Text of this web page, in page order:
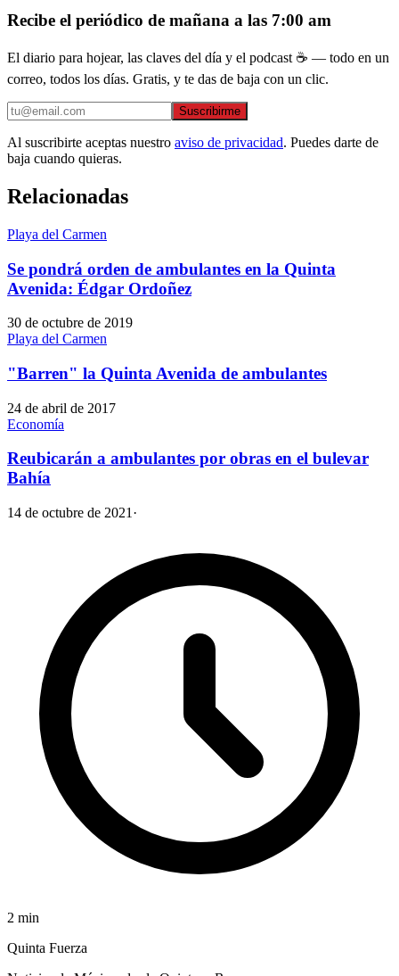
Recibe el periódico de mañana a las 7:00 am
El diario para hojear, las claves del día y el podcast ☕ — todo en un
correo, todos los días. Gratis, y te das de baja con un clic.
Suscribirme
Al suscribirte aceptas nuestro aviso de privacidad. Puedes darte de
baja cuando quieras.
Relacionadas
Playa del Carmen
Se pondrá orden de ambulantes en la Quinta
Avenida: Édgar Ordoñez
30 de octubre de 2019
Playa del Carmen
"Barren" la Quinta Avenida de ambulantes
24 de abril de 2017
Economía
Reubicarán a ambulantes por obras en el bulevar
Bahía
14 de octubre de 2021 ·
2 min
Quinta Fuerza